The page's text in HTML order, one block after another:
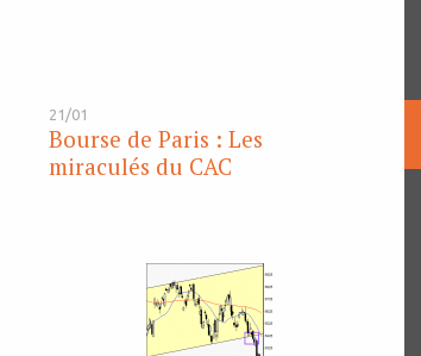
21/01
Bourse de Paris : Les
miraculés du CAC